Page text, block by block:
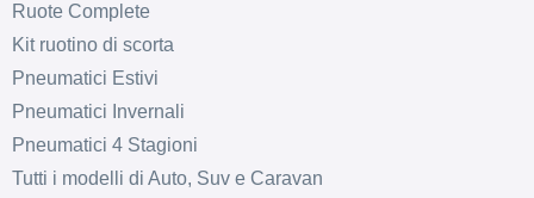
Ruote Complete
Kit ruotino di scorta
Pneumatici Estivi
Pneumatici Invernali
Pneumatici 4 Stagioni
Tutti i modelli di Auto, Suv e Caravan